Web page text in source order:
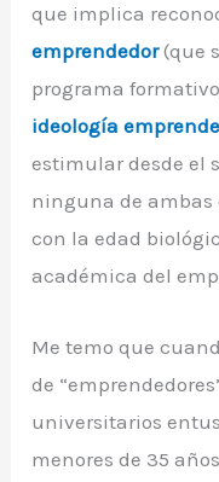
que implica
emprendedor(que
programa
ideología
estimular desde el
ninguna de ambas
con la edad
académica del
Me temo que
de
universitarios
menores de 35